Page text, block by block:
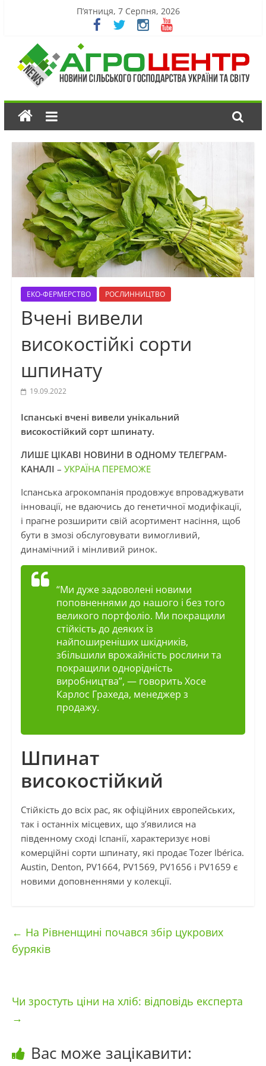
П’ятниця, 7 Серпня, 2026
ЕКО-ФЕРМЕРСТВО РОСЛИННИЦТВО
Вчені вивели
високостійкі сорти
шпинату
19.09.2022
Іспанські вчені вивели унікальний
високостійкий сорт шпинату.
ЛИШЕ ЦІКАВІ НОВИНИ В ОДНОМУ ТЕЛЕГРАМ-
КАНАЛІ – УКРАЇНА ПЕРЕМОЖЕ
Іспанська агрокомпанія продовжує впроваджувати
інновації, не вдаючись до генетичної модифікації,
і прагне розширити свій асортимент насіння, щоб
бути в змозі обслуговувати вимогливий,
динамічний і мінливий ринок.
“Ми дуже задоволені новими
поповненнями до нашого і без того
великого портфоліо. Ми покращили
стійкість до деяких із
найпоширеніших шкідників,
збільшили врожайність рослини та
покращили однорідність
виробництва”, — говорить Хосе
Карлос Грахеда, менеджер з
продажу.
Шпинат
високостійкий
Стійкість до всіх рас, як офіційних європейських,
так і останніх місцевих, що з’явилися на
південному сході Іспанії, характеризує нові
комерційні сорти шпинату, які продає Tozer Ibérica.
Austin, Denton, PV1664, PV1569, PV1656 і PV1659 є
новими доповненнями у колекції.
← На Рівненщині почався збір цукрових
буряків
Чи зростуть ціни на хліб: відповідь експерта
→
Вас може зацікавити: